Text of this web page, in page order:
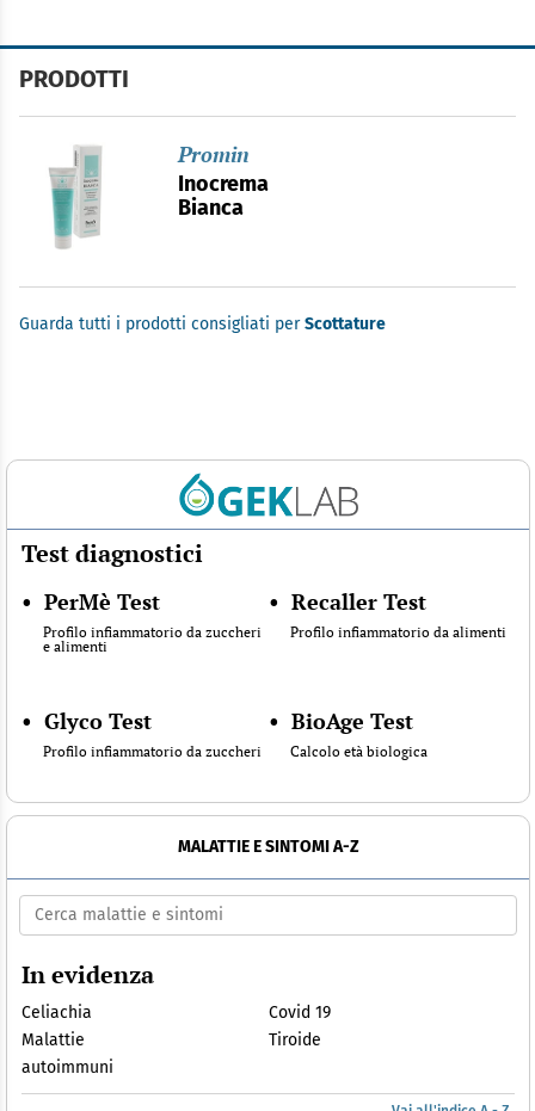
PRODOTTI
Promin
Inocrema
Bianca
Guarda tutti i prodotti consigliati perScottature
Test diagnostici
• PerMè Test
Profilo infiammatorio da zuccheri
e alimenti
• Recaller Test
Profilo infiammatorio da alimenti
• Glyco Test
Profilo infiammatorio da zuccheri
• BioAge Test
Calcolo età biologica
MALATTIE E SINTOMI A-Z
In evidenza
Celiachia
Covid 19
Malattie
autoimmuni
Tiroide